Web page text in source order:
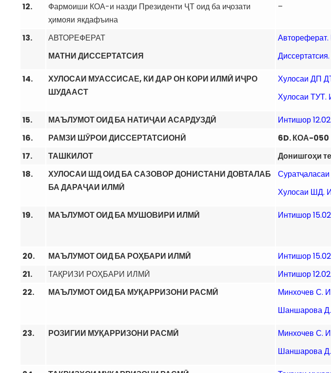
12.
Фармоиши КОА-и назди Президенти ҶТ оид ба иҷозати
ҳимояи якдафъина
–
13.
АВТОРЕФЕРАТ
МАТНИ ДИССЕРТАТСИЯ
14.
ХУЛОСАИ МУАССИСАЕ, КИ ДАР ОН КОРИ ИЛМӢ ИҶРО
ШУДААСТ
Хулосаи ДП
Хулосаи ТУТ.
15. МАЪЛУМОТ ОИД БА НАТИҶАИ АСАРДУЗДӢ
Интишор
16.
РАМЗИ ШӮРОИ ДИССЕРТАТСИОНӢ
6D. КОА-050
17.
ТАШКИЛОТ
Донишгоҳи
18.
ХУЛОСАИ ШД ОИД БА САЗОВОР ДОНИСТАНИ ДОВТАЛАБ
БА ДАРАҶАИ ИЛМӢ
Хулосаи ШД.
19. МАЪЛУМОТ ОИД БА МУШОВИРИ ИЛМӢ Интишор
20. МАЪЛУМОТ ОИД БА РОҲБАРИ ИЛМӢ
Интишор
21.
ТАҚРИЗИ РОҲБАРИ ИЛМӢ
Интишор
22.
МАЪЛУМОТ ОИД БА МУҚАРРИЗОНИ РАСМӢ
Минхочев С.
Шаншарова
23. РОЗИГИИ МУҚАРРИЗОНИ РАСМӢ
Минхочев С.
Шаншарова